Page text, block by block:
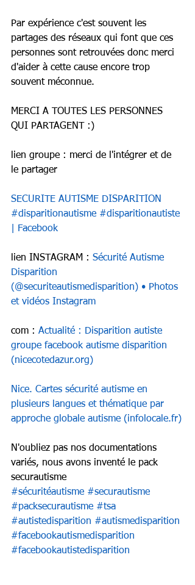
Par expérience c'est souvent les
partages des réseaux qui font que ces
personnes sont retrouvées donc merci
d'aider à cette cause encore trop
souvent méconnue.
MERCI A TOUTES LES PERSONNES
QUI PARTAGENT :)
lien groupe : merci de l'intégrer et de
le partager
SECURITE AUTISME DISPARITION
#disparitionautisme #disparitionautiste
| Facebook
lien INSTAGRAM : Sécurité Autisme
Disparition
(@securiteautismedisparition) • Photos
et vidéos Instagram
com : Actualité : Disparition autiste
groupe facebook autisme disparition
(nicecotedazur.org)
Nice. Cartes sécurité autisme en
plusieurs langues et thématique par
approche globale autisme (infolocale.fr)
N'oubliez pas nos documentations
variés, nous avons inventé le pack
securautisme
#sécuritéautisme #securautisme
#packsecurautisme #tsa
#autistedisparition #autismedisparition
#facebookautismedisparition
#facebookautistedisparition